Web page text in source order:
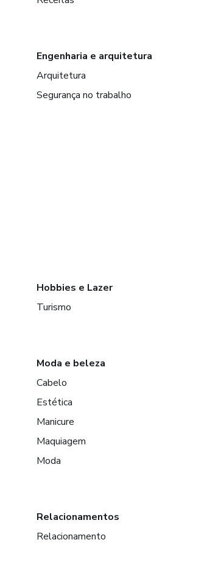
Engenharia e arquitetura
Arquitetura
Segurança no trabalho
Hobbies e Lazer
Turismo
Moda e beleza
Cabelo
Estética
Manicure
Maquiagem
Moda
Relacionamentos
Relacionamento